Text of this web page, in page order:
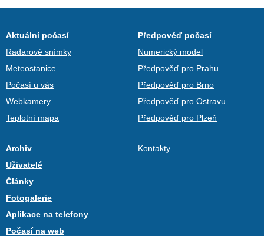
Aktuální počasí
Radarové snímky
Meteostanice
Počasí u vás
Webkamery
Teplotní mapa
Předpověď počasí
Numerický model
Předpověď pro Prahu
Předpověď pro Brno
Předpověď pro Ostravu
Předpověď pro Plzeň
Archiv
Uživatelé
Články
Fotogalerie
Aplikace na telefony
Počasí na web
Kontakty